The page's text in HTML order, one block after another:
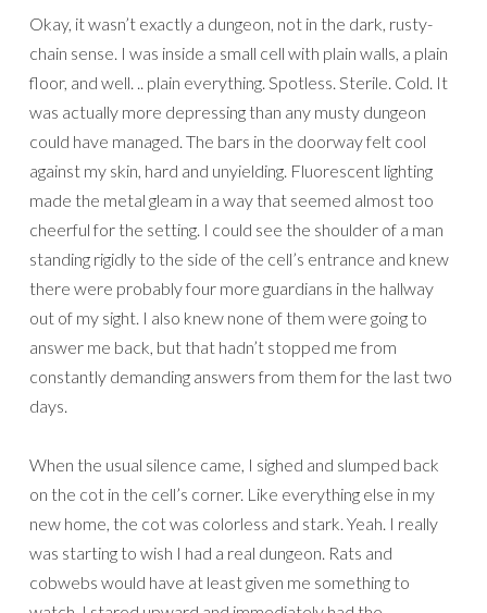
Okay, it wasn’t exactly a dungeon, not in the dark, rusty-
chain sense. I was inside a small cell with plain walls, a plain
floor, and well. .. plain everything. Spotless. Sterile. Cold. It
was actually more depressing than any musty dungeon
could have managed. The bars in the doorway felt cool
against my skin, hard and unyielding. Fluorescent lighting
made the metal gleam in a way that seemed almost too
cheerful for the setting. I could see the shoulder of a man
standing rigidly to the side of the cell’s entrance and knew
there were probably four more guardians in the hallway
out of my sight. I also knew none of them were going to
answer me back, but that hadn’t stopped me from
constantly demanding answers from them for the last two
days.
When the usual silence came, I sighed and slumped back
on the cot in the cell’s corner. Like everything else in my
new home, the cot was colorless and stark. Yeah. I really
was starting to wish I had a real dungeon. Rats and
cobwebs would have at least given me something to